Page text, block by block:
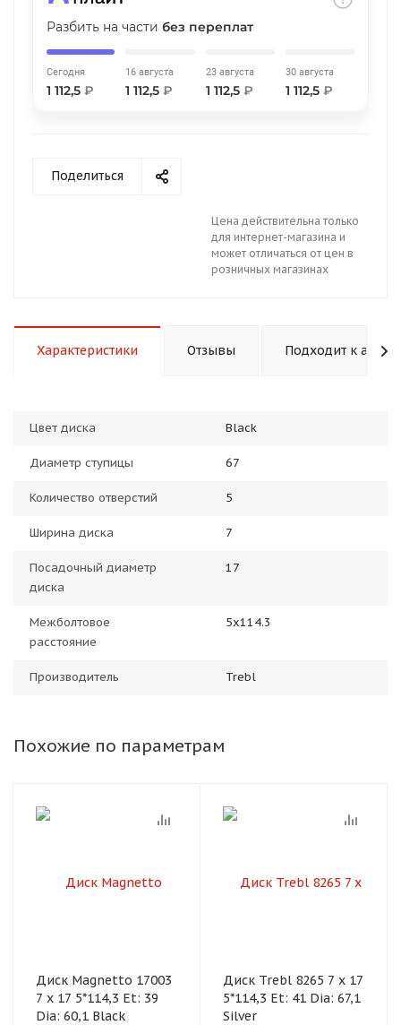
Разбить на части без переплат
Сегодня
1 112,5 ₽
16 августа
1 112,5₽
23 августа
1 112,5 ₽
30 августа
1 112,5 ₽
Поделиться
Цена действительна только
для интернет-магазина и
может отличаться от цен в
розничных магазинах
Характеристики Отзывы Подходит к авто
Цвет диска Black
Диаметр ступицы 67
Количество отверстий 5
Ширина диска 7
Посадочный диаметр
диска
17
Межболтовое
расстояние
5x114.3
Производитель Trebl
Похожие по параметрам
Диск Magnetto 17003
7 x 17 5*114,3 Et: 39
Dia: 60,1 Black
Диск Trebl 8265 7 x 17
5*114,3 Et: 41 Dia: 67,1
Silver